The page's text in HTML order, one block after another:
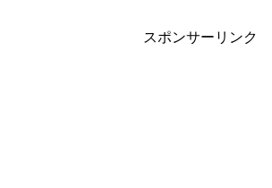
スポンサーリンク